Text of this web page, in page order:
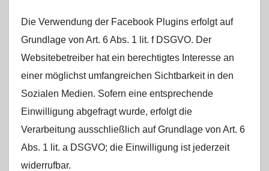
Die Verwendung der Facebook Plugins erfolgt auf
Grundlage von Art. 6 Abs. 1 lit. f DSGVO. Der
Websitebetreiber hat ein berechtigtes Interesse an
einer möglichst umfangreichen Sichtbarkeit in den
Sozialen Medien. Sofern eine entsprechende
Einwilligung abgefragt wurde, erfolgt die
Verarbeitung ausschließlich auf Grundlage von Art. 6
Abs. 1 lit. a DSGVO; die Einwilligung ist jederzeit
widerrufbar.